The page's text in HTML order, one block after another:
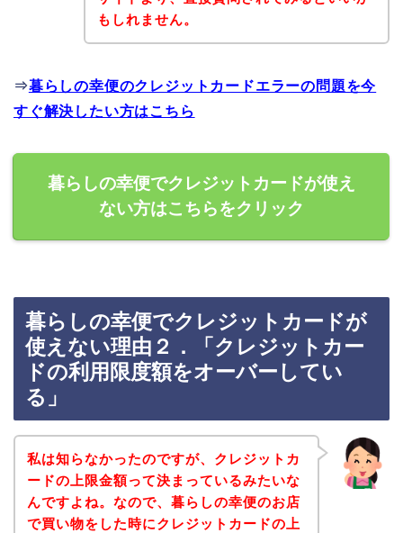
もしれません。
⇒暮らしの幸便のクレジットカードエラーの問題を今
すぐ解決したい方はこちら
暮らしの幸便でクレジットカードが使え
ない方はこちらをクリック
暮らしの幸便でクレジットカードが
使えない理由２．「クレジットカー
ドの利用限度額をオーバーしてい
る」
私は知らなかったのですが、クレジットカ
ードの上限金額って決まっているみたいな
んですよね。なので、暮らしの幸便のお店
で買い物をした時にクレジットカードの上